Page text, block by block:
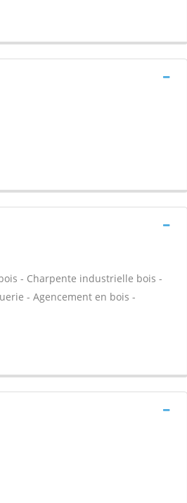
- Charpente industrielle bois -
- Agencement en bois -